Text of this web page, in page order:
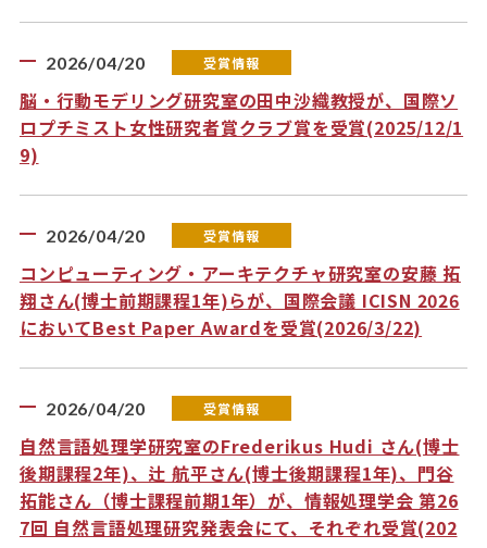
2026/04/20 受賞情報
脳・行動モデリング研究室の田中沙織教授が、国際ソ
ロプチミスト女性研究者賞クラブ賞を受賞(2025/12/1
9)
2026/04/20 受賞情報
コンピューティング・アーキテクチャ研究室の安藤 拓
翔さん(博士前期課程1年)らが、国際会議 ICISN 2026
においてBest Paper Awardを受賞(2026/3/22)
2026/04/20 受賞情報
自然言語処理学研究室のFrederikus Hudi さん(博士
後期課程2年)、辻 航平さん(博士後期課程1年)、門谷
拓能さん（博士課程前期1年）が、情報処理学会 第26
7回 自然言語処理研究発表会にて、それぞれ受賞(202